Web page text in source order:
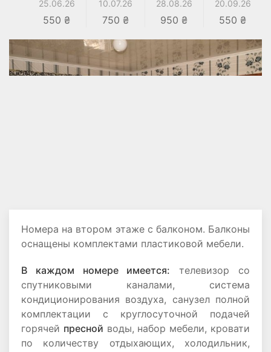
25.06.26
550 ₴
10.07.26
750 ₴
28.08.26
950 ₴
20.09.26
550 ₴
Номера на втором этаже с балконом. Балконы
оснащены комплектами пластиковой мебели.
В каждом номере имеется: телевизор со
спутниковыми каналами, система
кондиционирования воздуха, санузел полной
комплектации с круглосуточной подачей
горячей пресной воды, набор мебели, кровати
по количеству отдыхающих, холодильник,